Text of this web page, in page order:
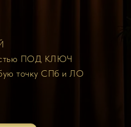
ПОД КЛЮЧ
точку СПб и ЛО